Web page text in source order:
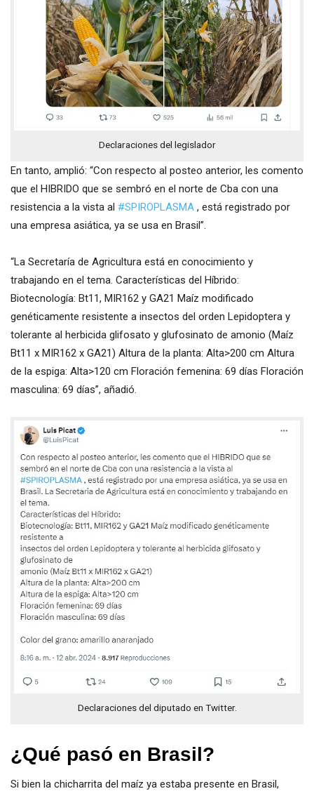
Declaraciones del legislador
En tanto, amplió: “Con respecto al posteo anterior, les comento
que el HIBRIDO que se sembró en el norte de Cba con una
resistencia a la vista al #SPIROPLASMA , está registrado por
una empresa asiática, ya se usa en Brasil”.
“La Secretaría de Agricultura está en conocimiento y
trabajando en el tema. Características del Híbrido:
Biotecnología: Bt11, MIR162 y GA21 Maíz modificado
genéticamente resistente a insectos del orden Lepidoptera y
tolerante al herbicida glifosato y glufosinato de amonio (Maíz
Bt11 x MIR162 x GA21) Altura de la planta: Alta>200 cm Altura
de la espiga: Alta>120 cm Floración femenina: 69 días Floración
masculina: 69 días”, añadió.
Declaraciones del diputado en Twitter.
¿Qué pasó en Brasil?
Si bien la chicharrita del maíz ya estaba presente en Brasil,